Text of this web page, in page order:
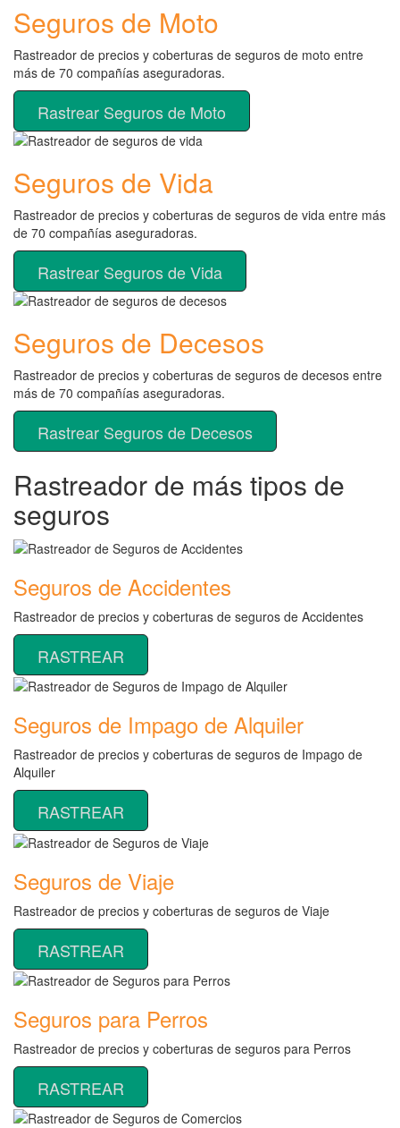
Seguros de Moto
Rastreador de precios y coberturas de seguros de moto entre
más de 70 compañías aseguradoras.
Rastrear Seguros de Moto
Seguros de Vida
Rastreador de precios y coberturas de seguros de vida entre más
de 70 compañías aseguradoras.
Rastrear Seguros de Vida
Seguros de Decesos
Rastreador de precios y coberturas de seguros de decesos entre
más de 70 compañías aseguradoras.
Rastrear Seguros de Decesos
Rastreador de más tipos de
seguros
Seguros de Accidentes
Rastreador de precios y coberturas de seguros de Accidentes
RASTREAR
Seguros de Impago de Alquiler
Rastreador de precios y coberturas de seguros de Impago de
Alquiler
RASTREAR
Seguros de Viaje
Rastreador de precios y coberturas de seguros de Viaje
RASTREAR
Seguros para Perros
Rastreador de precios y coberturas de seguros para Perros
RASTREAR